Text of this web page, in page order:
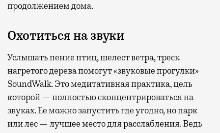
продолжением дома.
Охотиться на звуки
Услышать пение птиц, шелест ветра, треск
нагретого дерева помогут «звуковые прогулки»
SoundWalk. Это медитативная практика, цель
которой — полностью сконцентрироваться на
звуках. Ее можно запустить где угодно, но парк
или лес — лучшее место для расслабления. Ведь